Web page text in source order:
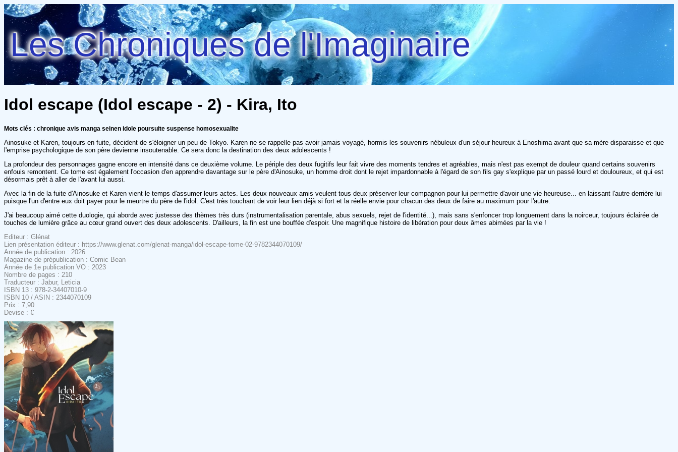
Les Chroniques de l'Imaginaire
Idol escape (Idol escape - 2) - Kira, Ito
Mots clés : chronique avis manga seinen idole poursuite suspense homosexualite
Ainosuke et Karen, toujours en fuite, décident de s'éloigner un peu de Tokyo. Karen ne se rappelle pas avoir jamais voyagé, hormis les souvenirs nébuleux d'un séjour heureux à Enoshima avant que sa mère disparaisse et que
l'emprise psychologique de son père devienne insoutenable. Ce sera donc la destination des deux adolescents !
La profondeur des personnages gagne encore en intensité dans ce deuxième volume. Le périple des deux fugitifs leur fait vivre des moments tendres et agréables, mais n'est pas exempt de douleur quand certains souvenirs
enfouis remontent. Ce tome est également l'occasion d'en apprendre davantage sur le père d'Ainosuke, un homme droit dont le rejet impardonnable à l'égard de son fils gay s'explique par un passé lourd et douloureux, et qui est
désormais prêt à aller de l'avant lui aussi.
Avec la fin de la fuite d'Ainosuke et Karen vient le temps d'assumer leurs actes. Les deux nouveaux amis veulent tous deux préserver leur compagnon pour lui permettre d'avoir une vie heureuse... en laissant l'autre derrière lui
puisque l'un d'entre eux doit payer pour le meurtre du père de l'idol. C'est très touchant de voir leur lien déjà si fort et la réelle envie pour chacun des deux de faire au maximum pour l'autre.
J'ai beaucoup aimé cette duologie, qui aborde avec justesse des thèmes très durs (instrumentalisation parentale, abus sexuels, rejet de l'identité...), mais sans s'enfoncer trop longuement dans la noirceur, toujours éclairée de
touches de lumière grâce au cœur grand ouvert des deux adolescents. D'ailleurs, la fin est une bouffée d'espoir. Une magnifique histoire de libération pour deux âmes abimées par la vie !
Editeur : Glénat
Lien présentation éditeur : https://www.glenat.com/glenat-manga/idol-escape-tome-02-9782344070109/
Année de publication : 2026
Magazine de prépublication : Comic Bean
Année de 1e publication VO : 2023
Nombre de pages : 210
Traducteur : Jabur, Leticia
ISBN 13 : 978-2-34407010-9
ISBN 10 / ASIN : 2344070109
Prix : 7,90
Devise : €